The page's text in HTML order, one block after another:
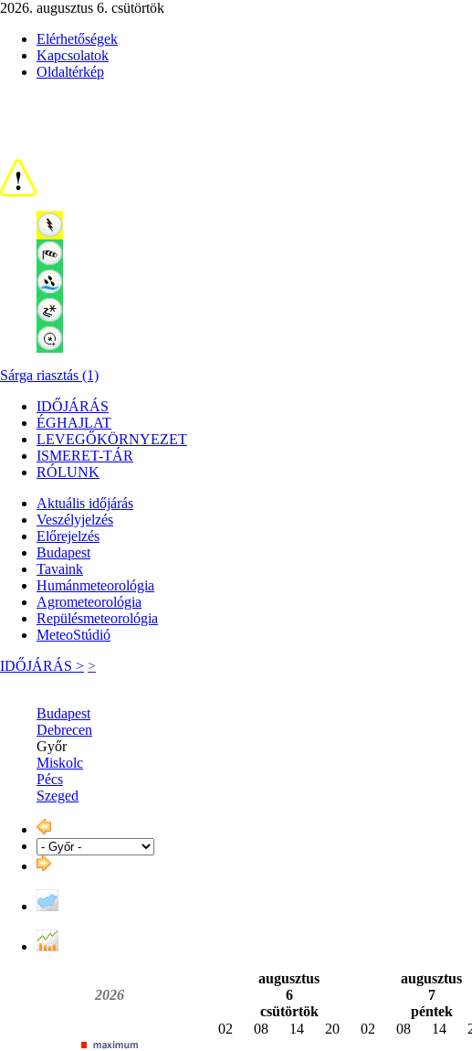
2026. augusztus 6. csütörtök
Elérhetőségek
Kapcsolatok
Oldaltérkép
Sárga riasztás (1)
IDŐJÁRÁS
ÉGHAJLAT
LEVEGŐKÖRNYEZET
ISMERET-TÁR
RÓLUNK
Aktuális időjárás
Veszélyjelzés
Előrejelzés
Budapest
Tavaink
Humánmeteorológia
Agrometeorológia
Repülésmeteorológia
MeteoStúdió
IDŐJÁRÁS > >
Budapest
Debrecen
Győr
Miskolc
Pécs
Szeged
2026
augusztus
6
csütörtök
augusztus
7
péntek
02
08 14 20 02 08 14